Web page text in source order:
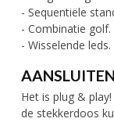
- Sequentiële
- Combinatie golf.
- Wisselende leds.
Het is plug &
de stekkerdoos